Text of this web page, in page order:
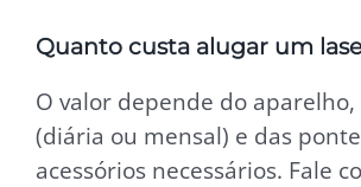
Quanto custa alugar um
O valor depende do
(diária ou mensal) e das
acessórios necessários. Fale